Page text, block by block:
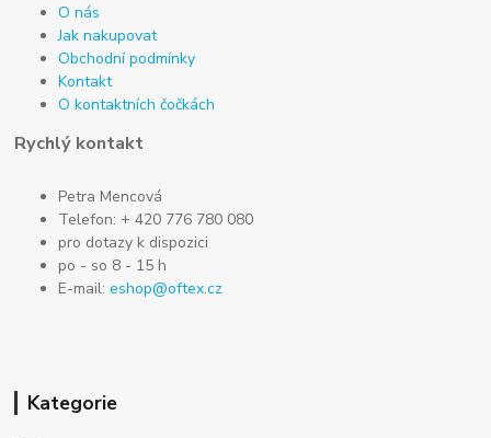
O nás
Jak nakupovat
Obchodní podmínky
Kontakt
O kontaktních čočkách
Rychlý kontakt
Petra Mencová
Telefon: + 420 776 780 080
pro dotazy k dispozici
po - so 8 - 15 h
E-mail:eshop@oftex.cz
Kategorie